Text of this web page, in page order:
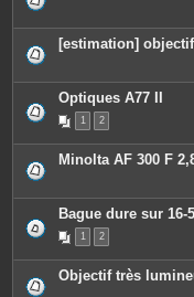
[estimation]
Optiques A77 II
1 2
Minolta AF 300 F
Bague dure sur 16-
1 2
Objectif très